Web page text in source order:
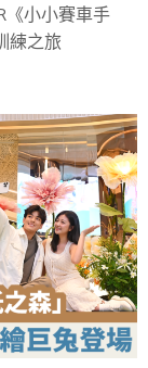
《小小賽車手
練之旅